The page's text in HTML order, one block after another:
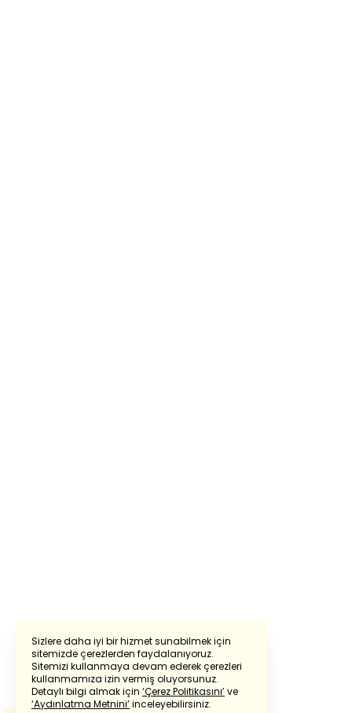
Sizlere daha iyi bir hizmet sunabilmek için
sitemizde çerezlerden faydalanıyoruz.
Sitemizi kullanmaya devam ederek çerezleri
kullanmamıza izin vermiş oluyorsunuz.
Detaylı bilgi almak için ‘Çerez Politikasını’ve
‘Aydınlatma Metnini’inceleyebilirsiniz.
Powered by Translate